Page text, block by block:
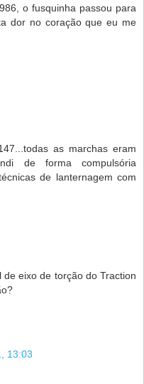
o fusquinha passou para
dor no coração que eu me
as marchas eram
de forma compulsória
de lanternagem com
eixo de torção do Traction
13:03